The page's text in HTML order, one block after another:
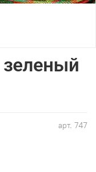
арт. 747
зеленый